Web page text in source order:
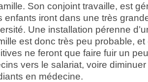
Son conjoint travaille, est
enfants iront dans une très
Une installation pérenne
est donc très peu probable,
ne feront que faire fuir un
vers le salariat, voire
en médecine.